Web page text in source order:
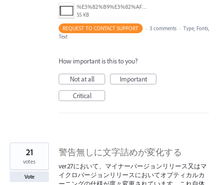
%E3%82%B9%E3%82%AF%E3%83%AA%E3%83%BC%E3%83%B3%E3%82%B7%E3%83%A7%E3%83%83%E3%83%88%202025-08-06%20154002.png
55 KB
REQUEST TO CONTACT SUPPORT · 3 comments · Type, Fonts,
Text
How important is this to you?
Not at all
Important
Critical
警告無しに文字詰めが変化する
ver.27において、マイナーバージョンリリース又はマ
イクロバージョンリリースにおいてオプティカルカ
ーニングの仕様が度々変更されています。これ自体
21
votes
Vote